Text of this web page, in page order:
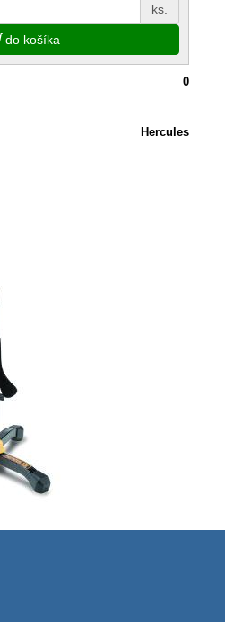
ks.
do košíka
0
Hercules